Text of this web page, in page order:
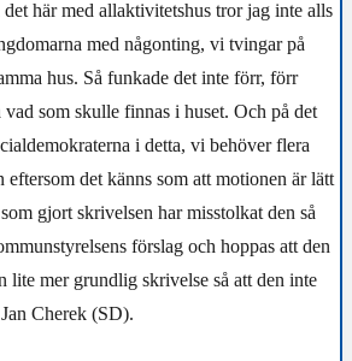
här med allaktivitetshus tror jag inte alls
med någonting, vi tvingar på
hus. Så funkade det inte förr, förr
som skulle finnas i huset. Och på det
i detta, vi behöver flera
eftersom det känns som att motionen är lätt
gjort skrivelsen har misstolkat den så
förslag och hoppas att den
lite mer grundlig skrivelse så att den inte
Cherek (SD).